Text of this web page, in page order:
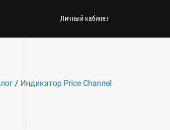
Личный кабинет
/ Индикатор Price Channel